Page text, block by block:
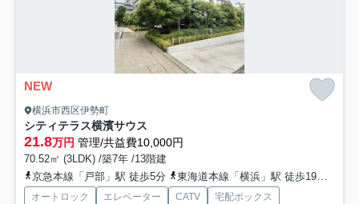
NEW
横浜市西区伊勢町
シティテラス横濱サウス
21.8万円 管理/共益費10,000円
70.52㎡ (3LDK) /築7年 /13階建
京急本線「戸部」駅 徒歩5分
東海道本線「横浜」駅 徒歩19分
オートロック エレベーター CATV 宅配ボックス